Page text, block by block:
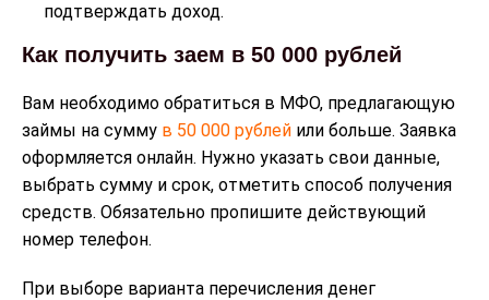
подтверждать доход.
Как получить заем в 50 000 рублей
Вам необходимо обратиться в МФО, предлагающую
займы на сумму в 50 000 рублей или больше. Заявка
оформляется онлайн. Нужно указать свои данные,
выбрать сумму и срок, отметить способ получения
средств. Обязательно пропишите действующий
номер телефон.
При выборе варианта перечисления денег